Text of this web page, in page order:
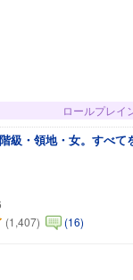
ロールプレイ
級・領地・女。すべ
(1,407)
(16)カートに